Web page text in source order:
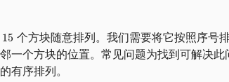
个方块随意排列。我们需要将它按照序号
一个方块的位置。常见问题为找到可解决
有序排列。